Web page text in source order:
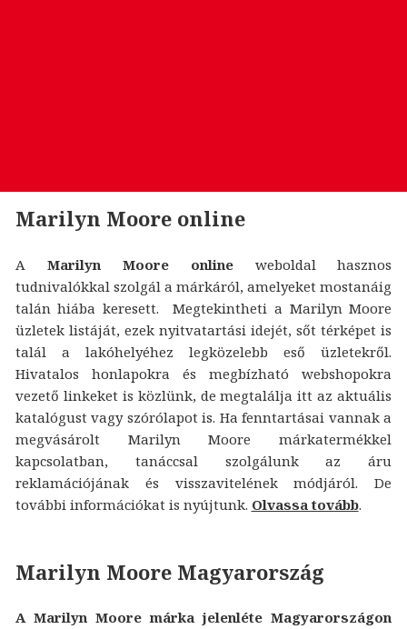
Marilyn Moore online
A Marilyn Moore onlineweboldal hasznos
tudnivalókkal szolgál a márkáról, amelyeket mostanáig
talán hiába keresett. Megtekintheti a Marilyn Moore
üzletek listáját, ezek nyitvatartási idejét, sőt térképet is
talál a lakóhelyéhez legközelebb eső üzletekről.
Hivatalos honlapokra és megbízható webshopokra
vezető linkeket is közlünk, de megtalálja itt az aktuális
katalógust vagy szórólapot is. Ha fenntartásai vannak a
megvásárolt Marilyn Moore márkatermékkel
kapcsolatban, tanáccsal szolgálunk az áru
reklamációjának és visszavitelének módjáról. De
további információkat is nyújtunk. Olvassa tovább.
Marilyn Moore Magyarország
A Marilyn Moore márka jelenléte Magyarországon